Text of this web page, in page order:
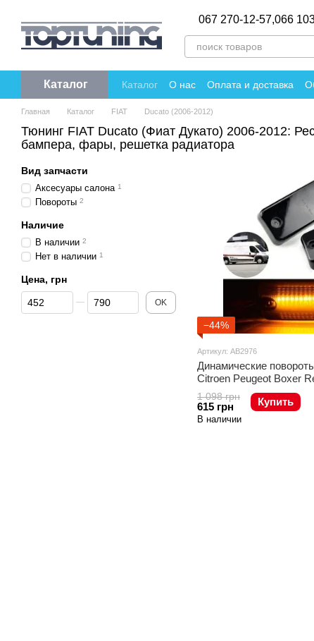
067 270-12-57,066
Каталог Каталог О нас Оплата и доставка
Политика конфиденциальности
Главная Каталог FIAT Ducato (2006-2012)
Тюнинг FIAT Ducato (Фиат Дукато) 2006-2012:
бампера, фары, решетка радиатора
−44%
Артикул: AB2976
Динамические
Citroen Peugeot Boxer
1 098 грн
615 грн Купить
В наличии
Вид запчасти
Аксесуары салона 1
Повороты 2
Наличие
В наличии 2
Нет в наличии 1
Цена, грн
От Цена, грн
До Цена, грн OK